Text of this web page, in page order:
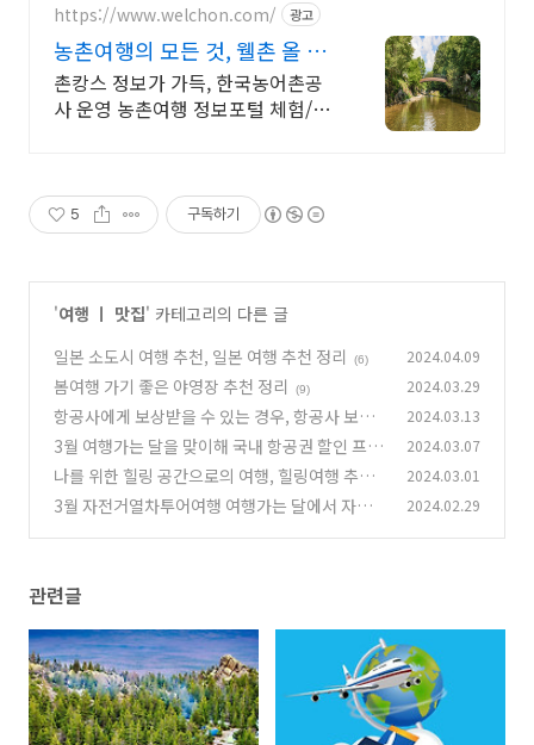
https://www.welchon.com/ 광고
농촌여행의 모든 것, 웰촌 올 여
름 여행은 농촌으로!
촌캉스 정보가 가득, 한국농어촌공
사 운영 농촌여행 정보포털 체험/촌
5 구독하기
'여행 ㅣ 맛집' 카테고리의 다른 글
일본 소도시 여행 추천, 일본 여행 추천 정리
(6) 2024.04.09
봄여행 가기 좋은 야영장 추천 정리 (9) 2024.03.29
항공사에게 보상받을 수 있는 경우, 항공사 보상
꿀팁 정리 추천 (10)
2024.03.13
3월 여행가는 달을 맞이해 국내 항공권 할인 프로
모션 진행중
(20)
2024.03.07
나를 위한 힐링 공간으로의 여행, 힐링여행 추천
장소 정리
(14)
2024.03.01
3월 자전거열차투어여행 여행가는 달에서 자전
2024.02.29
관련글